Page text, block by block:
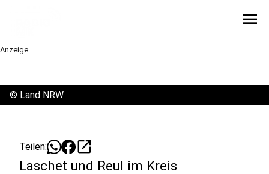
menu
Anzeige
© Land NRW
Teilen: open_in_new
Laschet und Reul im Kreis